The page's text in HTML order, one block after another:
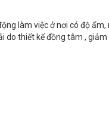
làm việc ở nơi có độ
do thiết kế đồng tâm , giảm